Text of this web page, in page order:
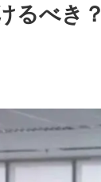
るべき？